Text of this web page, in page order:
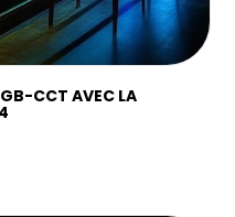
CCT AVEC LA